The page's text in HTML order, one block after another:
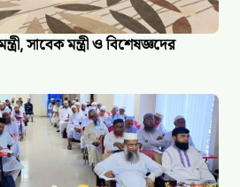
সাবেক মন্ত্রী ও বিশেষজ্ঞদের